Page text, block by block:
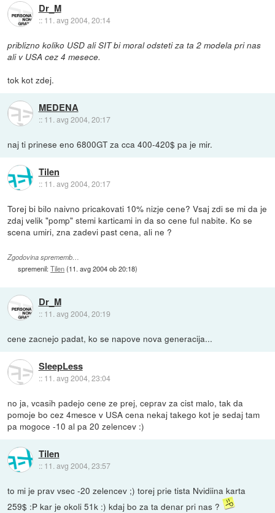
Dr_M
:: 11. avg 2004, 20:14
priblizno koliko USD ali SIT bi moral odsteti za ta 2 modela pri nas
ali v USA cez 4 mesece.
tok kot zdej.
MEDENA
:: 11. avg 2004, 20:17
naj ti prinese eno 6800GT za cca 400-420$ pa je mir.
Tilen
:: 11. avg 2004, 20:17
Torej bi bilo naivno pricakovati 10% nizje cene? Vsaj zdi se mi da je
zdaj velik "pomp" stemi karticami in da so cene ful nabite. Ko se
scena umiri, zna zadevi past cena, ali ne ?
Zgodovina sprememb…
spremenil:Tilen(11. avg 2004 ob 20:18)
Dr_M
:: 11. avg 2004, 20:19
cene zacnejo padat, ko se napove nova generacija...
SleepLess
:: 11. avg 2004, 23:04
no ja, vcasih padejo cene ze prej, ceprav za cist malo, tak da
pomoje bo cez 4mesce v USA cena nekaj takego kot je sedaj tam
pa mogoce -10 al pa 20 zelencev :)
Tilen
:: 11. avg 2004, 23:57
to mi je prav vsec -20 zelencev ;) torej prie tista Nvidiina karta
259$ :P kar je okoli 51k :) kdaj bo za ta denar pri nas ?